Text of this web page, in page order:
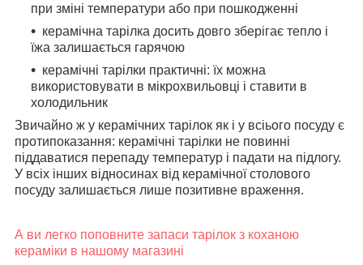
при зміні температури або при пошкодженні
керамічна тарілка досить довго зберігає тепло і
їжа залишається гарячою
керамічні тарілки практичні: їх можна
використовувати в мікрохвильовці і ставити в
холодильник
Звичайно ж у керамічних тарілок як і у всіього посуду є
протипоказання: керамічні тарілки не повинні
піддаватися перепаду температур і падати на підлогу.
У всіх інших відносинах від керамічної столового
посуду залишається лише позитивне враження.
А ви легко поповните запаси тарілок з коханою
кераміки в нашому магазині